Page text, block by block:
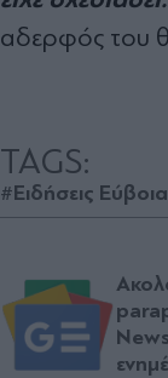
αδερφός του
TAGS:
#Ειδήσεις Εύβοια